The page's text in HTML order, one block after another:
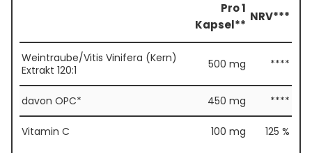
Pro 1
Kapsel**
NRV***
Weintraube/Vitis Vinifera (Kern)
Extrakt 120:1
500 mg ****
davon OPC* 450 mg ****
Vitamin C 100 mg 125 %